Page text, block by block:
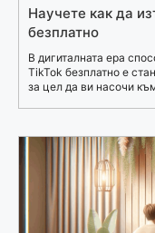
Научете как да
безплатно
В дигиталната ера
TikTok безплатно е
за цел да ви насочи